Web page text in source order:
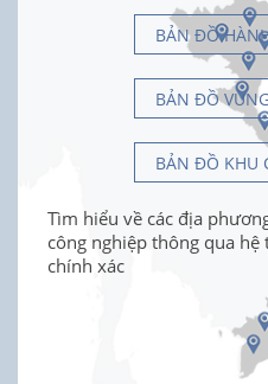
BẢN ĐỒ
BẢN ĐỒ
BẢN ĐỒ KHU
Tìm hiểu về các địa
công nghiệp thông qua
chính xác